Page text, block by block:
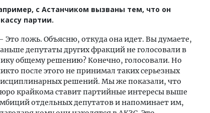
с Астанчиком вызваны тем, что он
партии.
Это ложь. Объясню, откуда она идет. Вы думаете,
депутаты других фракций не голосовали в
общему решению? Конечно, голосовали. Но
после этого не принимал таких серьезных
решений. Мы же показали, что
крайкома ставит партийные интересы выше
отдельных депутатов и напоминает им,